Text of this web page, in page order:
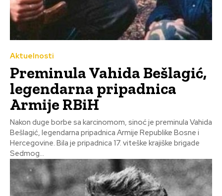
Aktuelnosti
Preminula Vahida Bešlagić,
legendarna pripadnica
Armije RBiH
Nakon duge borbe sa karcinomom, sinoć je preminula Vahida
Bešlagić, legendarna pripadnica Armije Republike Bosne i
Hercegovine. Bila je pripadnica 17. viteške krajiške brigade
Sedmog...